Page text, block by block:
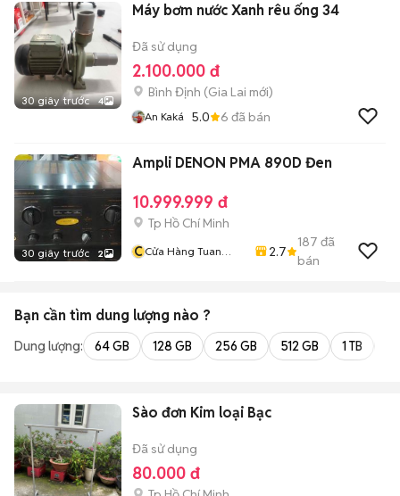
30 giây trước 4
Máy bơm nước Xanh rêu ống 34
Đã sử dụng
2.100.000 đ
Bình Định (Gia Lai mới)
An Kaká 5.0 6 đã bán
30 giây trước 2
Ampli DENON PMA 890D Đen
10.999.999 đ
Tp Hồ Chí Minh
CCửa Hàng Tuan
2.7
187 đã
bán
Bạn cần tìm dung lượng nào ?
Dung lượng: 64 GB 128 GB 256 GB 512 GB 1 TB
Sào đơn Kim loại Bạc
Đã sử dụng
80.000 đ